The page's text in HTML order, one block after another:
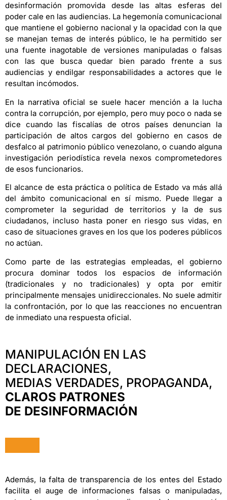
desinformación promovida desde las altas esferas del
poder cale en las audiencias. La hegemonía comunicacional
que mantiene el gobierno nacional y la opacidad con la que
se manejan temas de interés público, le ha permitido ser
una fuente inagotable de versiones manipuladas o falsas
con las que busca quedar bien parado frente a sus
audiencias y endilgar responsabilidades a actores que le
resultan incómodos.
En la narrativa oficial se suele hacer mención a la lucha
contra la corrupción, por ejemplo, pero muy poco o nada se
dice cuando las fiscalías de otros países denuncian la
participación de altos cargos del gobierno en casos de
desfalco al patrimonio público venezolano, o cuando alguna
investigación periodística revela nexos comprometedores
de esos funcionarios.
El alcance de esta práctica o política de Estado va más allá
del ámbito comunicacional en sí mismo. Puede llegar a
comprometer la seguridad de territorios y la de sus
ciudadanos, incluso hasta poner en riesgo sus vidas, en
caso de situaciones graves en los que los poderes públicos
no actúan.
Como parte de las estrategias empleadas, el gobierno
procura dominar todos los espacios de información
(tradicionales y no tradicionales) y opta por emitir
principalmente mensajes unidireccionales. No suele admitir
la confrontación, por lo que las reacciones no encuentran
de inmediato una respuesta oficial.
MANIPULACIÓN EN LAS
DECLARACIONES,
MEDIAS VERDADES, PROPAGANDA,
CLAROS PATRONES
DE DESINFORMACIÓN
Además, la falta de transparencia de los entes del Estado
facilita el auge de informaciones falsas o manipuladas,